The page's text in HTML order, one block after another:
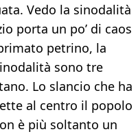
Vedo la sinodalità
porta un po’ di caos
petrino, la
sono tre
Lo slancio che ha
al centro il popolo
è più soltanto un